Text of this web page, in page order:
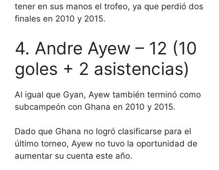
tener en sus manos el trofeo, ya que perdió dos
finales en 2010 y 2015.
4. Andre Ayew – 12 (10
goles + 2 asistencias)
Al igual que Gyan, Ayew también terminó como
subcampeón con Ghana en 2010 y 2015.
Dado que Ghana no logró clasificarse para el
último torneo, Ayew no tuvo la oportunidad de
aumentar su cuenta este año.